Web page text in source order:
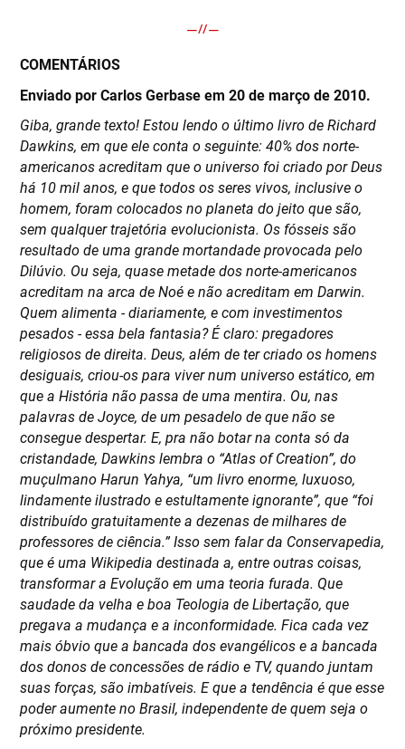
COMENTÁRIOS
Enviado por Carlos Gerbase em 20 de março de 2010.
Giba, grande texto! Estou lendo o último livro de Richard
Dawkins, em que ele conta o seguinte: 40% dos norte-
americanos acreditam que o universo foi criado por Deus
há 10 mil anos, e que todos os seres vivos, inclusive o
homem, foram colocados no planeta do jeito que são,
sem qualquer trajetória evolucionista. Os fósseis são
resultado de uma grande mortandade provocada pelo
Dilúvio. Ou seja, quase metade dos norte-americanos
acreditam na arca de Noé e não acreditam em Darwin.
Quem alimenta - diariamente, e com investimentos
pesados - essa bela fantasia? É claro: pregadores
religiosos de direita. Deus, além de ter criado os homens
desiguais, criou-os para viver num universo estático, em
que a História não passa de uma mentira. Ou, nas
palavras de Joyce, de um pesadelo de que não se
consegue despertar. E, pra não botar na conta só da
cristandade, Dawkins lembra o “Atlas of Creation”, do
muçulmano Harun Yahya, “um livro enorme, luxuoso,
lindamente ilustrado e estultamente ignorante”, que “foi
distribuído gratuitamente a dezenas de milhares de
professores de ciência.” Isso sem falar da Conservapedia,
que é uma Wikipedia destinada a, entre outras coisas,
transformar a Evolução em uma teoria furada. Que
saudade da velha e boa Teologia de Libertação, que
pregava a mudança e a inconformidade. Fica cada vez
mais óbvio que a bancada dos evangélicos e a bancada
dos donos de concessões de rádio e TV, quando juntam
suas forças, são imbatíveis. E que a tendência é que esse
poder aumente no Brasil, independente de quem seja o
próximo presidente.